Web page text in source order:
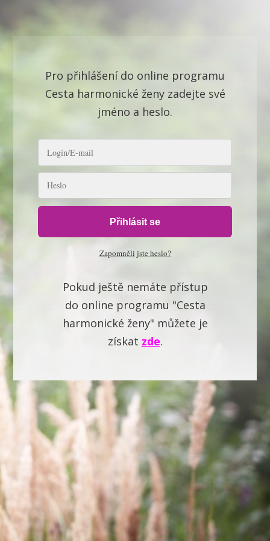
Pro přihlášení do online programu
Cesta harmonické ženy zadejte své
jméno a heslo.
Přihlásit se
Zapomněli jste heslo?
Pokud ještě nemáte přístup
do online programu "Cesta
harmonické ženy" můžete je
získat zde.